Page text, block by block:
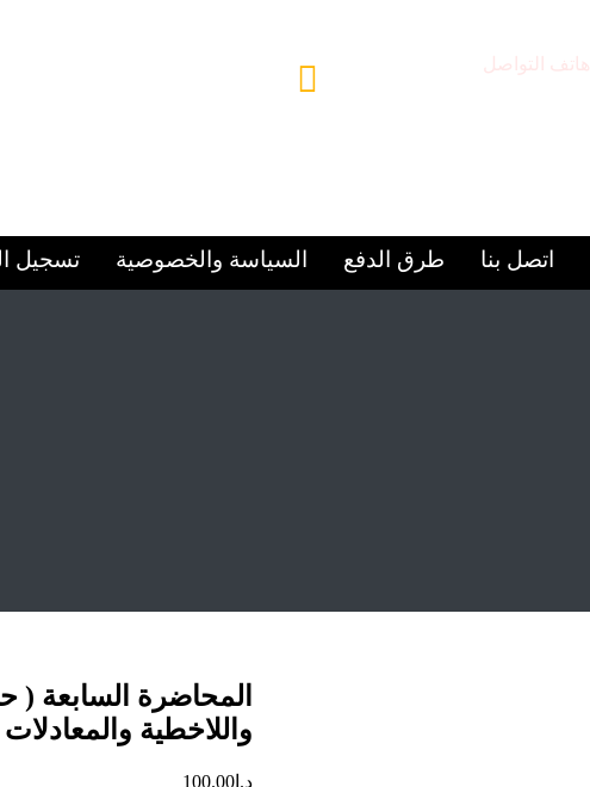
هاتف التواصل
اتصل بنا طرق الدفع السياسة والخصوصية تسجيل
المحاضرة السابعة (
واللاخطية
د.إ 100.00